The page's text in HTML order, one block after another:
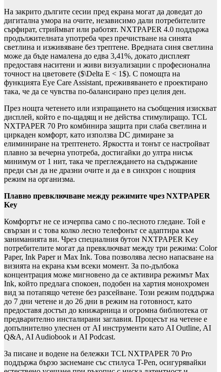
На закрито дългите сесии пред екрана могат да доведат до
дигитална умора на очите, независимо дали потребителите
сърфират, стриймват или работят. NXTPAPER 4.0 поддържа
продължителната употреба чрез пречистване на синята
светлина и изживяване без трептене. Вредната синя светлина
може да бъде намалена до едва 3,41%, докато дисплеят
предоставя наситени и живи визуализации с професионална
точност на цветовете ($\Delta E < 1$). С помощта на
функцията Eye Care Assistant, преживяването е проектирано
така, че да се чувства по-балансирано през целия ден.
През нощта четенето или изпращането на съобщения изискват
дисплей, който е по-щадящ и не действа стимулиращо. TCL
NXTPAPER 70 Pro комбинира защита при слаба светлина и
циркаден комфорт, като използва DC димиране за
елиминиране на трептенето. Яркостта и тонът се настройват
плавно за вечерна употреба, достигайки до ултра нисък
минимум от 1 нит, така че преглеждането на съдържание
преди сън да не дразни очите и да е в синхрон с нощния
режим на организма.
Плавно превключване между режимите чрез NXTPAPER
Key
Комфортът не се изчерпва само с по-лесното гледане. Той е
свързан и с това колко лесно телефонът се адаптира към
заниманията ви. Чрез специалния бутон NXTPAPER Key
потребителите могат да превключват между три режима: Color
Paper, Ink Paper и Max Ink. Това позволява лесно напасване на
визията на екрана към всеки момент. За по-дълбока
концентрация може мигновено да се активира режимът Max
Ink, който предлага спокоен, подобен на хартия монохромен
вид за потапящо четене без разсейване. Този режим поддържа
до 7 дни четене и до 26 дни в режим на готовност, като
предоставя достъп до книжарница и огромна библиотека от
предварително инсталирани заглавия. Процесът на четене е
допълнително улеснен от AI инструменти като AI Outline, AI
Q&A, AI Audiobook и AI Podcast.
За писане и водене на бележки TCL NXTPAPER 70 Pro
поддържа бързо заснемане със стилуса T-Pen, осигурявайки